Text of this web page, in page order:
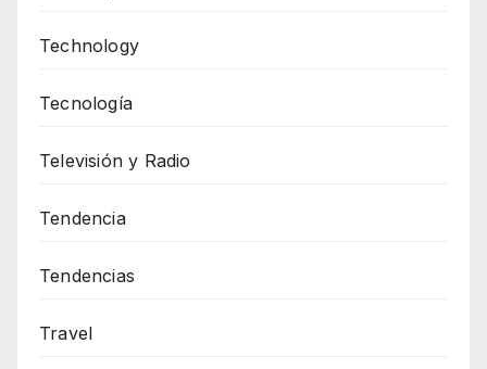
Technology
Tecnología
Televisión y Radio
Tendencia
Tendencias
Travel